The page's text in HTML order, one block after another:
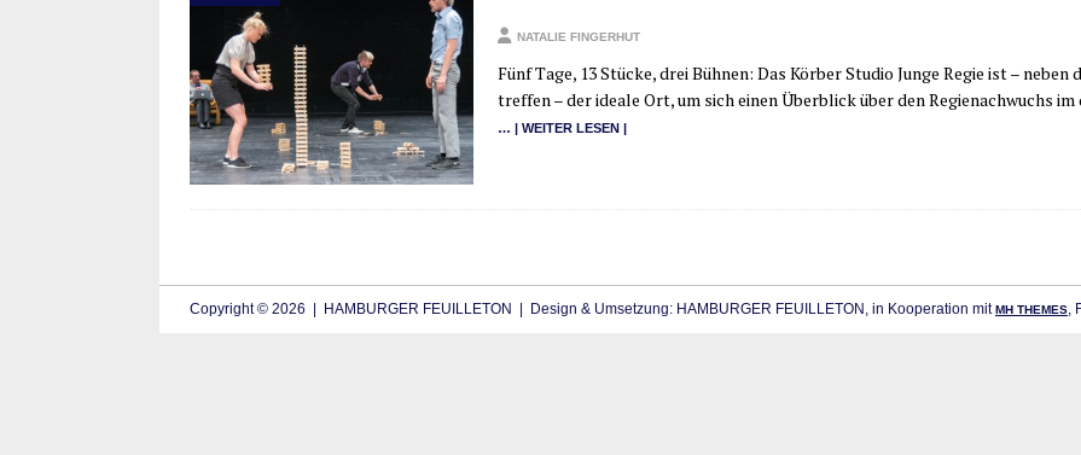
NATALIE FINGERHUT
Fünf Tage, 13 Stü­cke, drei Büh­nen: Das Kör­ber Stu­dio Jun­ge Regie ist –
tref­fen – der idea­le Ort, um sich einen Über­blick über den Regie­nach­wuchs
… | WEI­TER LESEN |
Copyright © 2026 | HAMBURGER FEUILLETON | Design & Umsetzung: HAMBURGER FEUILLETON, in Kooperation mitMH THEMES